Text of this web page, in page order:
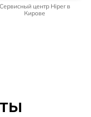
Сервисный центр Hiper в
Кирове